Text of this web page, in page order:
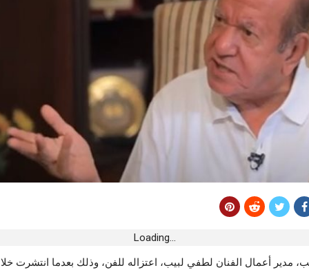
Loading...
مدير أعمال الفنان لطفي لبيب، اعتزاله للفن، وذلك بعدما انتشرت
والي المنستير
للعائلة
الأطفال “س و س”
بوشناق يقود